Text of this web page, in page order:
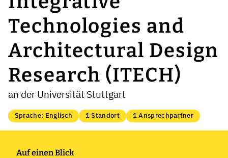
Technologies and
Architectural Design
Research (ITECH)
an der Universität Stuttgart
Sprache: Englisch 1 Standort 1 Ansprechpartner
Auf einen Blick